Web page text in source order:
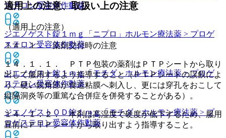
ステロン受容体作動薬
ジエノゲスト錠１ｍｇ「ニプロ」 ホルモン療法薬 > プロゲ
ステロン受容体作動薬
ジエノゲスト錠１ｍｇ「モチダ」ホルモン療法薬 > プロゲ
ステロン受容体作動薬
ジエノゲストＯＤ錠１ｍｇ「モチダ」ホルモン療法薬 > プ
ロゲステロン受容体作動薬
適用上の注意、取扱い上の注意
（適用上の注意）
１４．１． 薬剤交付時の注意
１４．１．１． ＰＴＰ包装の薬剤はＰＴＰシートから取り
出して服用するよう指導すること（ＰＴＰシートの誤飲によ
り、硬い鋭角部が食道粘膜へ刺入し、更には穿孔をおこして
縦隔洞炎等の重篤な合併症を併発することがある）。
１４．１．２． 本剤は高湿度で硬度が低下するため、服用
直前にＰＴＰシートから取り出すよう指導すること。